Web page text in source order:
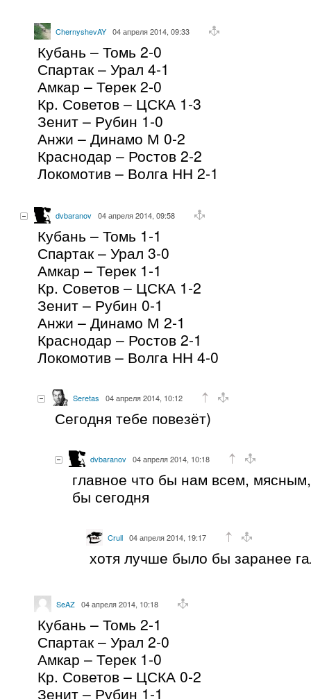
ChernyshevAY 04 апреля 2014, 09:33
Кубань – Томь 2-0
Спартак – Урал 4-1
Амкар – Терек 2-0
Кр. Советов – ЦСКА 1-3
Зенит – Рубин 1-0
Анжи – Динамо М 0-2
Краснодар – Ростов 2-2
Локомотив – Волга НН 2-1
dvbaranov 04 апреля 2014, 09:58
Кубань – Томь 1-1
Спартак – Урал 3-0
Амкар – Терек 1-1
Кр. Советов – ЦСКА 1-2
Зенит – Рубин 0-1
Анжи – Динамо М 2-1
Краснодар – Ростов 2-1
Локомотив – Волга НН 4-0
Seretas 04 апреля 2014, 10:12
Сегодня тебе повезёт)
dvbaranov 04 апреля 2014, 10:18
главное что бы нам всем,
бы сегодня
Crull 04 апреля 2014, 19:17
хотя лучше было бы заранее
SeAZ 04 апреля 2014, 10:18
Кубань – Томь 2-1
Спартак – Урал 2-0
Амкар – Терек 1-0
Кр. Советов – ЦСКА 0-2
Зенит – Рубин 1-1